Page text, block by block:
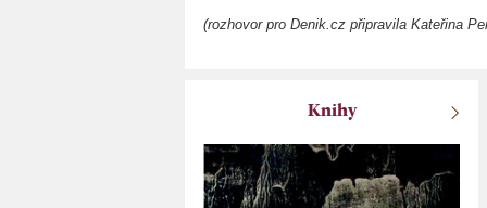
(rozhovor pro Denik.cz připravila Kateřina
Knihy